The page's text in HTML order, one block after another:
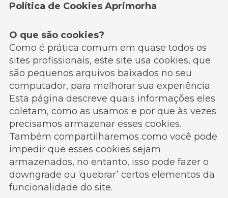
Política de Cookies Aprimorha
O que são cookies?
Como é prática comum em quase todos os
sites profissionais, este site usa cookies, que
são pequenos arquivos baixados no seu
computador, para melhorar sua experiência.
Esta página descreve quais informações eles
coletam, como as usamos e por que às vezes
precisamos armazenar esses cookies.
Também compartilharemos como você pode
impedir que esses cookies sejam
armazenados, no entanto, isso pode fazer o
downgrade ou ‘quebrar’ certos elementos da
funcionalidade do site.